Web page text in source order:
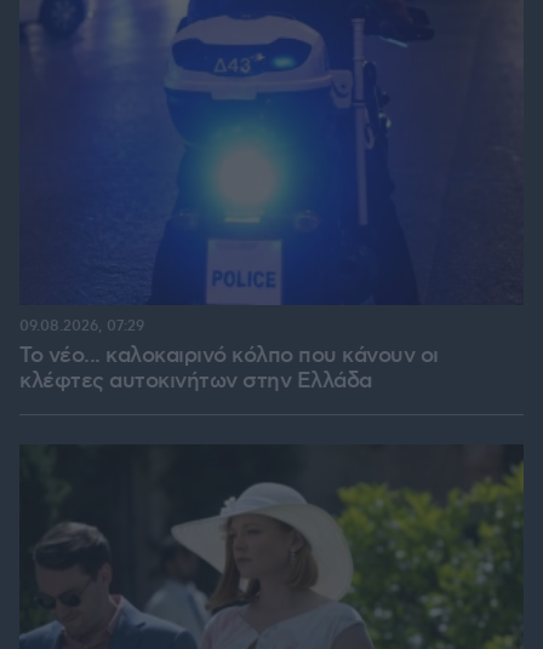
Το νέο... καλοκαιρινό κόλπο που κάνουν οι
κλέφτες αυτοκινήτων στην Ελλάδα
09.08.2026, 07:29